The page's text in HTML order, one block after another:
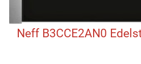
Neff B3CCE2AN0